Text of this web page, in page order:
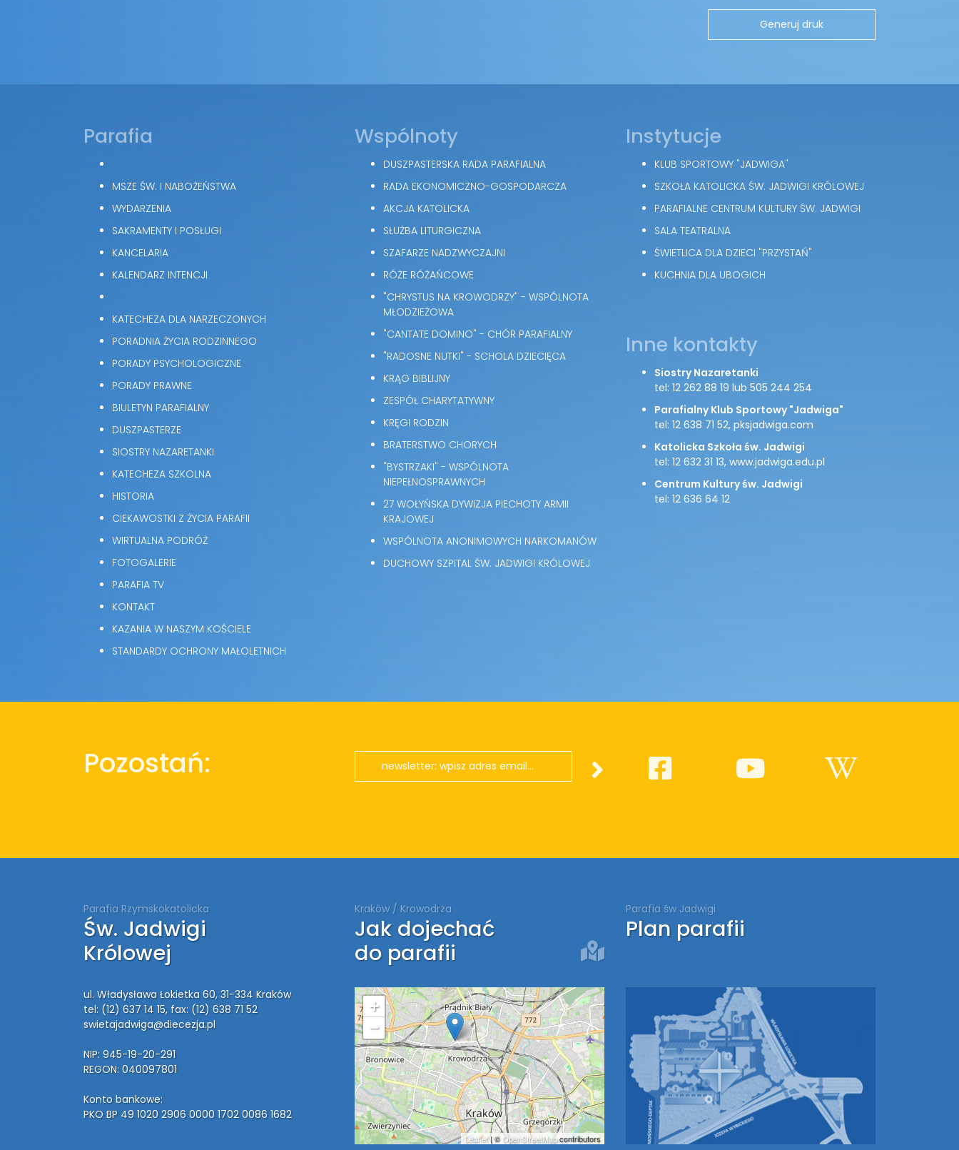
Parafia
MSZE ŚW. I NABOŻEŃSTWA
WYDARZENIA
SAKRAMENTY I POSŁUGI
KANCELARIA
KALENDARZ INTENCJI
KATECHEZA DLA NARZECZONYCH
PORADNIA ŻYCIA RODZINNEGO
PORADY PSYCHOLOGICZNE
PORADY PRAWNE
BIULETYN PARAFIALNY
DUSZPASTERZE
SIOSTRY NAZARETANKI
KATECHEZA SZKOLNA
HISTORIA
CIEKAWOSTKI Z ŻYCIA PARAFII
WIRTUALNA PODRÓŻ
FOTOGALERIE
PARAFIA TV
KONTAKT
KAZANIA W NASZYM KOŚCIELE
STANDARDY OCHRONY MAŁOLETNICH
Wspólnoty
DUSZPASTERSKA RADA PARAFIALNA
RADA EKONOMICZNO-GOSPODARCZA
AKCJA KATOLICKA
SŁUŻBA LITURGICZNA
SZAFARZE NADZWYCZAJNI
RÓŻE RÓŻAŃCOWE
"CHRYSTUS NA KROWODRZY" - WSPÓLNOTA
MŁODZIEŻOWA
"CANTATE DOMINO" - CHÓR PARAFIALNY
"RADOSNE NUTKI" - SCHOLA DZIECIĘCA
KRĄG BIBLIJNY
ZESPÓŁ CHARYTATYWNY
KRĘGI RODZIN
BRATERSTWO CHORYCH
"BYSTRZAKI" - WSPÓLNOTA
NIEPEŁNOSPRAWNYCH
27 WOŁYŃSKA DYWIZJA PIECHOTY ARMII
KRAJOWEJ
WSPÓLNOTA ANONIMOWYCH NARKOMANÓW
DUCHOWY SZPITAL ŚW. JADWIGI KRÓLOWEJ
Instytucje
KLUB SPORTOWY "JADWIGA"
SZKOŁA KATOLICKA ŚW. JADWIGI KRÓLOWEJ
PARAFIALNE CENTRUM KULTURY ŚW. JADWIGI
SALA TEATRALNA
ŚWIETLICA DLA DZIECI "PRZYSTAŃ"
KUCHNIA DLA UBOGICH
Inne kontakty
Siostry Nazaretanki
tel: 12 262 88 19 lub 505 244 254
Parafialny Klub Sportowy "Jadwiga"
tel: 12 638 71 52, pksjadwiga.com
Katolicka Szkoła św. Jadwigi
tel: 12 632 31 13, www.jadwiga.edu.pl
Centrum Kultury św. Jadwigi
tel: 12 636 64 12
Pozostań:
Parafia Rzymskokatolicka
Św. Jadwigi
Królowej
ul. Władysława Łokietka 60, 31-334 Kraków
tel: (12) 637 14 15, fax: (12) 638 71 52
swietajadwiga@diecezja.pl
NIP: 945-19-20-291
REGON: 040097801
Konto bankowe:
PKO BP 49 1020 2906 0000 1702 0086 1682
Kraków / Krowodrza
Jak dojechać
do parafii
+
−
Leaflet| © OpenStreetMapcontributors
Parafia św Jadwigi
Plan parafii